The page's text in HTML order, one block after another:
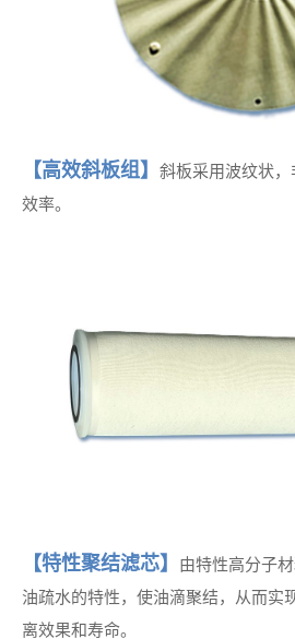
【高效斜板组】 斜板采用波纹状
效率。
【特性聚结滤芯】 由特性高分子
油疏水的特性，使油滴聚结，从而实
离效果和寿命。